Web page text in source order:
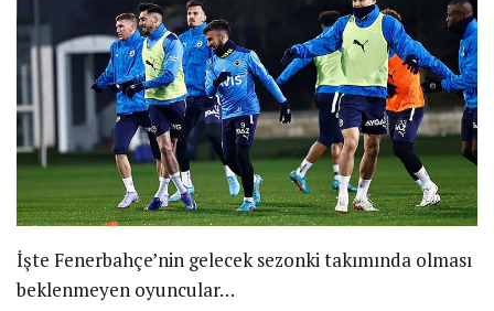
İşte Fenerbahçe’nin gelecek sezonki takımında olması
beklenmeyen oyuncular…